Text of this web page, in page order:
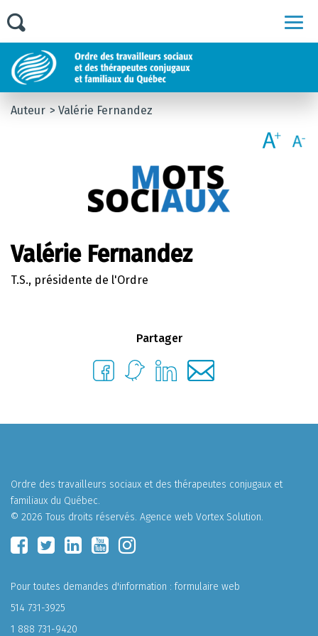
Auteur Valérie Fernandez
Valérie Fernandez
T.S., présidente de l'Ordre
Partager
Ordre des travailleurs sociaux et des thérapeutes conjugaux et
familiaux du Québec.
© 2026 Tous droits réservés. Agence web Vortex Solution.
Pour toutes demandes d'information :formulaire web
514 731-3925
1 888 731-9420